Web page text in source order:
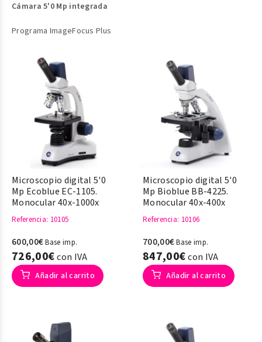
Cámara 5'0 Mp integrada
Programa ImageFocus Plus
Microscopio digital 5'0
Mp Ecoblue EC-1105.
Monocular 40x-1000x
Referencia: 10105
600,00€Base imp.
726,00€con IVA
Añadir al carrito
Microscopio digital 5'0
Mp Bioblue BB-4225.
Monocular 40x-400x
Referencia: 10106
700,00€Base imp.
847,00€con IVA
Añadir al carrito